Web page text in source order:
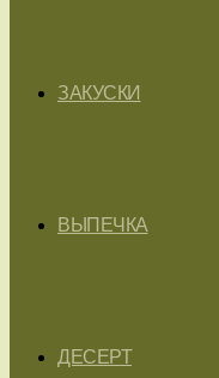
ЗАКУСКИ
ВЫПЕЧКА
ДЕСЕРТ